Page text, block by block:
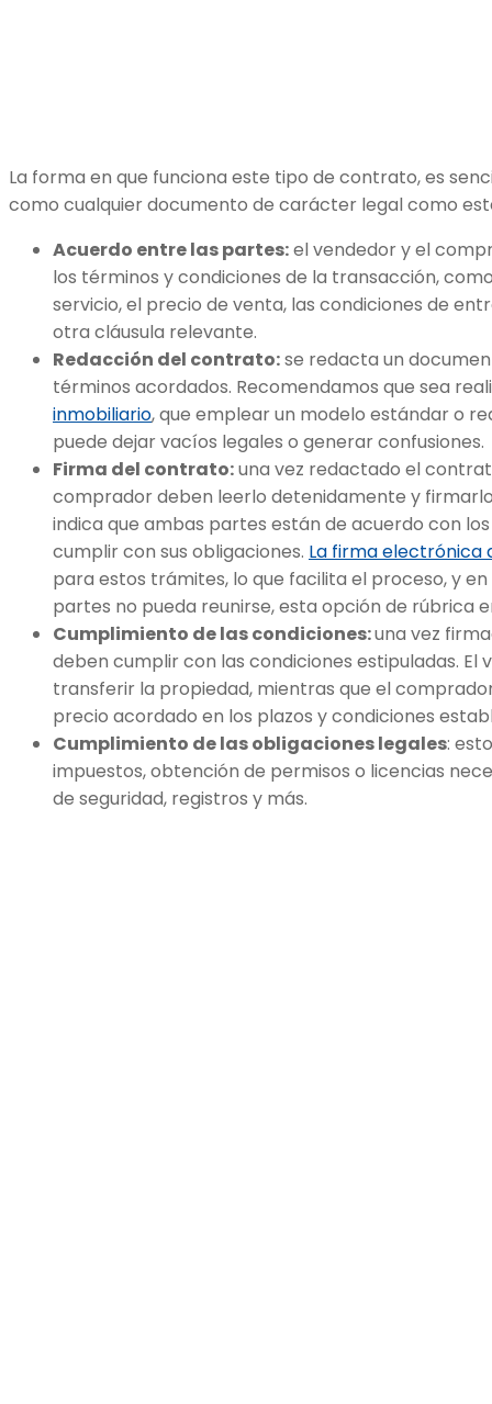
La forma en que funciona este tipo de contrato, es
como cualquier documento de carácter legal como
Acuerdo entre las partes:el vendedor y el
los términos y condiciones de la transacción,
servicio, el precio de venta, las condiciones de
otra cláusula relevante.
Redacción del contrato:se redacta un
términos acordados. Recomendamos que sea
inmobiliario, que emplear un modelo estándar o
puede dejar vacíos legales o generar confusiones.
Firma del contrato:una vez redactado el
comprador deben leerlo detenidamente y
indica que ambas partes están de acuerdo con
cumplir con sus obligaciones. La firma electrónica
para estos trámites, lo que facilita el proceso, y
partes no pueda reunirse, esta opción de rúbrica
Cumplimiento de las condiciones:una vez
deben cumplir con las condiciones estipuladas.
transferir la propiedad, mientras que el
precio acordado en los plazos y condiciones
Cumplimiento de las obligaciones legales:
impuestos, obtención de permisos o licencias
de seguridad, registros y más.